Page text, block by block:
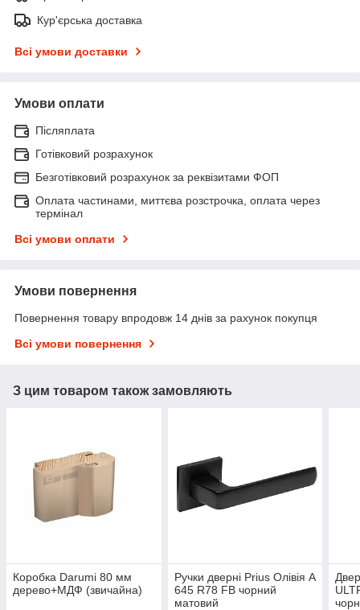
Кур'єрська доставка
Всі умови доставки
Умови оплати
Післяплата
Готівковий розрахунок
Безготівковий розрахунок за реквізитами ФОП
Оплата частинами, миттєва розстрочка, оплата через
термінал
Всі умови оплати
Умови повернення
Повернення товару впродовж 14 днів за рахунок покупця
Всі умови повернення
З цим товаром також замовляють
Коробка Darumi 80 мм
дерево+МДФ (звичайна)
Ручки дверні Prius Олівія А
645 R78 FB чорний
матовий